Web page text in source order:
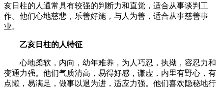
亥日柱的人通常具有较强的判断力和直觉，适合从事谈判工
作。他们心地慈悲，乐善好施，与人为善，适合从事慈善事
业。
乙亥日柱的人特征
心地柔软，内向，幼年难养，为人巧忍，执拗，容忍力和
变通力强。他们气质清高，易得好感，谦虚，内里有野心，有
点懒，易满足，做事以退为进，适应力强。他们喜欢隐秘地行